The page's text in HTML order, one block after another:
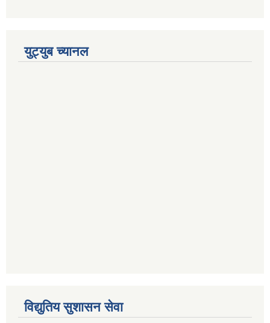
युट्युब च्यानल
विद्युतिय सुशासन सेवा